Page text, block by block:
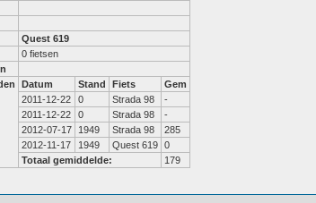
Quest 619
0 fietsen
Datum Stand Fiets
Gem
2011-12-22
0 Strada 98
-
2011-12-22
0 Strada 98
-
2012-07-17
1949 Strada 98
285
2012-11-17
1949 Quest 619 0
Totaal gemiddelde:
179